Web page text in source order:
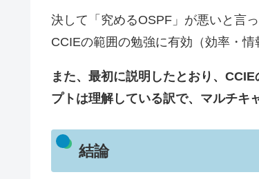
決して「究めるOSPF」が悪いと言
CCIEの範囲の勉強に有効（効率・
また、最初に説明したとおり、
プトは理解している訳で、マルチキ
結論